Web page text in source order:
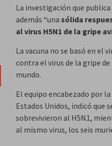
La investigación que
además “una sólida
al virus H5N1 de la gripe
La vacuna no se basó en el
contra el virus de la gripe
mundo.
El equipo encabezado por la
Estados Unidos, indicó que
sobrevivieron al H5N1,
al mismo virus, los seis